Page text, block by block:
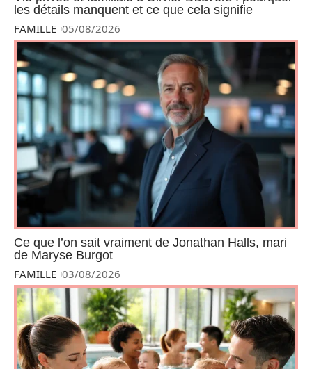
les détails manquent et ce que cela signifie
FAMILLE 05/08/2026
Ce que l’on sait vraiment de Jonathan Halls, mari
de Maryse Burgot
FAMILLE 03/08/2026